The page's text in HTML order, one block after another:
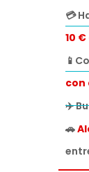
💳
10
con
✈️
🚗